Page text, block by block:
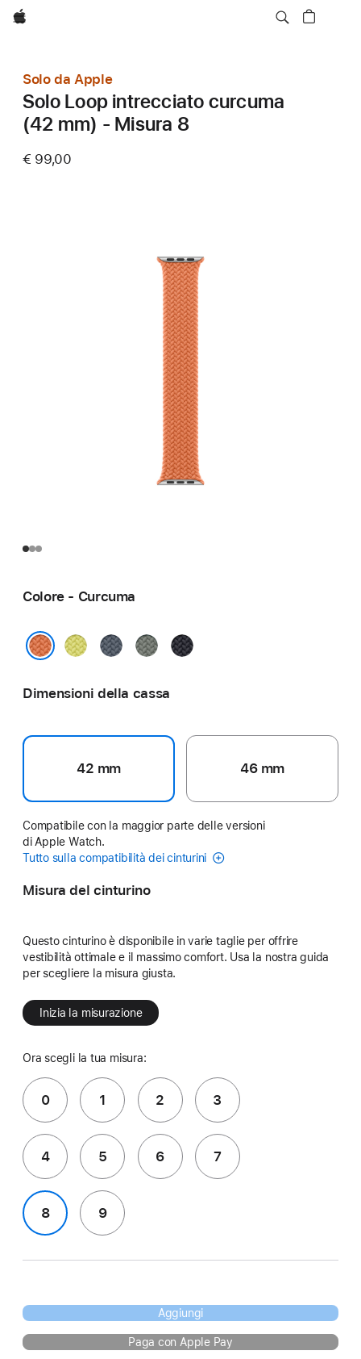
Apple
Solo da Apple
Solo Loop intrecciato curcuma
(42 mm) - Misura 8
€ 99,00
Colore - Curcuma
Giallo
Blu
GrigioverdeMezzanotte
Dimensioni della cassa
42 mm 46 mm
Compatibile con la maggior parte delle versioni
di Apple Watch.
Tutto sulla compatibilità dei cinturini
Misura del cinturino
Questo cinturino è disponibile in varie taglie per offrire
vestibilità ottimale e il massimo comfort. Usa la nostra guida
per scegliere la misura giusta.
Inizia la misurazione
Ora scegli la tua misura:
0 1 2 3
4 5 6 7
8 9
Aggiungi
Paga con Apple Pay